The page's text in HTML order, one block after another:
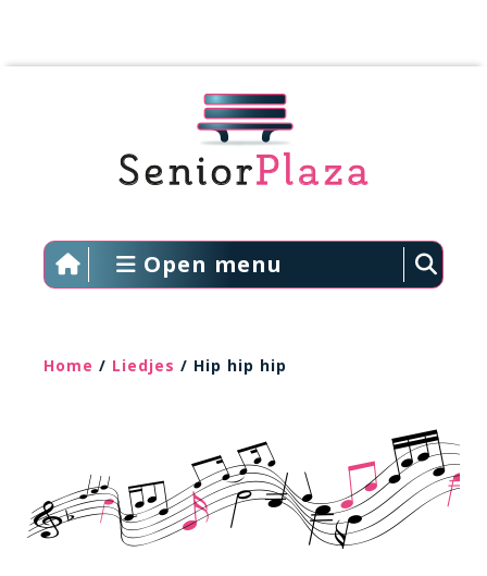
Open menu
Home / Liedjes / Hip hip hip